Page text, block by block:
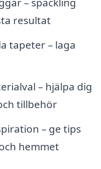
resultat
tapeter – laga
– hjälpa dig
tillbehör
– ge tips
hemmet